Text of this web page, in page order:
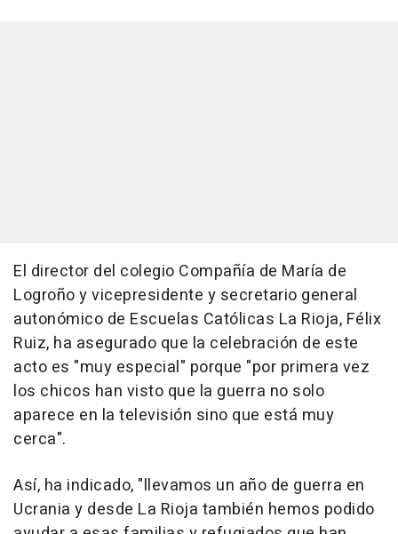
El director del colegio Compañía de María de
Logroño y vicepresidente y secretario general
autonómico de Escuelas Católicas La Rioja, Félix
Ruiz, ha asegurado que la celebración de este
acto es "muy especial" porque "por primera vez
los chicos han visto que la guerra no solo
aparece en la televisión sino que está muy
cerca".
Así, ha indicado, "llevamos un año de guerra en
Ucrania y desde La Rioja también hemos podido